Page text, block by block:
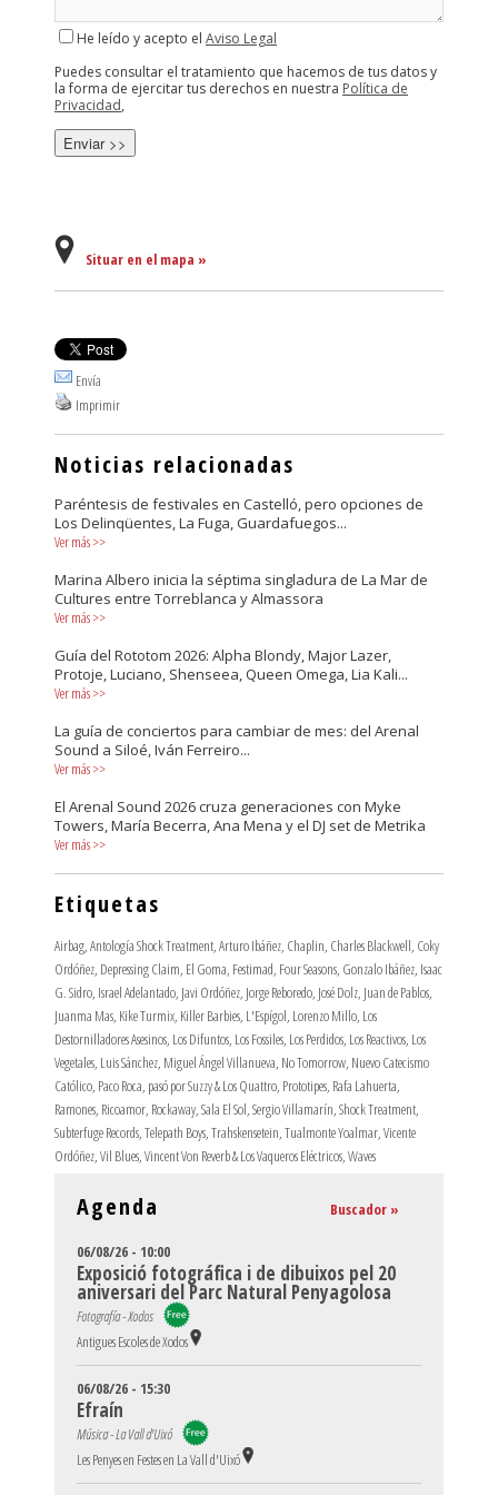
He leído y acepto el Aviso Legal
Puedes consultar el tratamiento que hacemos de tus datos y
la forma de ejercitar tus derechos en nuestra Política de
Privacidad,
Situar en el mapa »
Envía
Imprimir
Noticias relacionadas
Paréntesis de festivales en Castelló, pero opciones de
Los Delinqüentes, La Fuga, Guardafuegos...
Ver más>>
Marina Albero inicia la séptima singladura de La Mar de
Cultures entre Torreblanca y Almassora
Ver más>>
Guía del Rototom 2026: Alpha Blondy, Major Lazer,
Protoje, Luciano, Shenseea, Queen Omega, Lia Kali...
Ver más>>
La guía de conciertos para cambiar de mes: del Arenal
Sound a Siloé, Iván Ferreiro...
Ver más>>
El Arenal Sound 2026 cruza generaciones con Myke
Towers, María Becerra, Ana Mena y el DJ set de Metrika
Ver más>>
Etiquetas
Airbag,Antología Shock Treatment,Arturo Ibáñez, Chaplin, Charles Blackwell, Coky
Ordóñez, Depressing Claim, El Goma, Festimad, Four Seasons, Gonzalo Ibáñez, Isaac
G. Sidro, Israel Adelantado, Javi Ordóñez, Jorge Reboredo, José Dolz, Juan de Pablos,
Juanma Mas, Kike Turmix, Killer Barbies, L'Espígol, Lorenzo Millo, Los
Destornilladores Asesinos, Los Difuntos, Los Fossiles, Los Perdidos, Los Reactivos, Los
Vegetales, Luis Sánchez, Miguel Ángel Villanueva, No Tomorrow, Nuevo Catecismo
Católico, Paco Roca, pasó por Suzzy & Los Quattro, Prototipes, Rafa Lahuerta,
Ramones, Ricoamor, Rockaway,Sala El Sol,Sergio Villamarín,Shock Treatment,
Subterfuge Records,Telepath Boys,Trahskensetein,Tualmonte Yoalmar,Vicente
Ordóñez,Vil Blues,Vincent Von Reverb & Los Vaqueros Eléctricos,Waves
Agenda Buscador »
06/08/26 - 10:00
Exposició fotográfica i de dibuixos pel 20
aniversari del Parc Natural Penyagolosa
Fotografía - Xodos
Antigues Escoles de Xodos
06/08/26 - 15:30
Efraín
Música - La Vall d'Uixó
Les Penyes en Festes en La Vall d'Uixó